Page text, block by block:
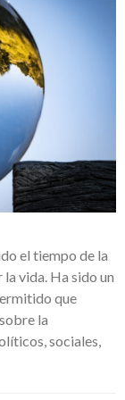
el tiempo de la
vida. Ha sido un
que
la
sociales,